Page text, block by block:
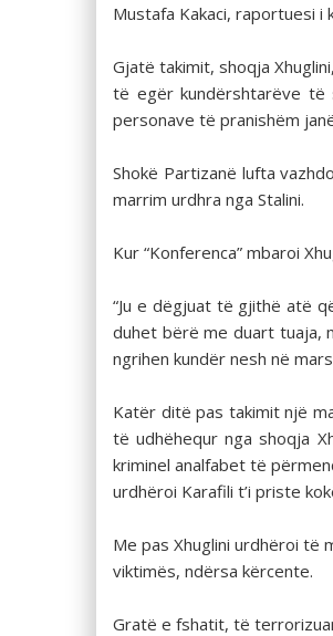
Mustafa Kakaci, raportuesi
Gjatë takimit, shoqja
të egër kundërshtarëve të
personave të pranishëm
Shokë Partizanë lufta
marrim urdhra nga Stalini.
Kur “Konferenca” mbaroi
“Ju e dëgjuat të gjithë atë
duhet bërë me duart tuaja,
ngrihen kundër nesh në
Katër ditë pas takimit një
të udhëhequr nga shoqja
kriminel analfabet të
urdhëroi Karafili t’i priste
Me pas Xhuglini urdhëroi të
viktimës, ndërsa kërcente.
Gratë e fshatit, të